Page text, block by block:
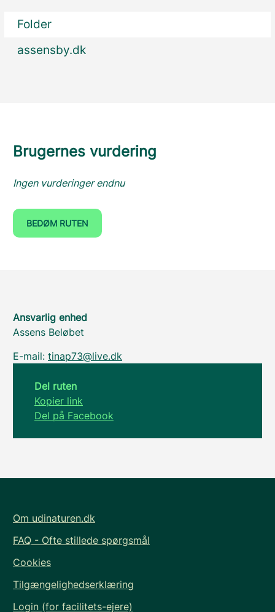
Folder
assensby.dk
Brugernes vurdering
Ingen vurderinger endnu
BEDØM RUTEN
Ansvarlig enhed
Assens Beløbet
E-mail: tinap73@live.dk
Del ruten
Kopier link
Del på Facebook
Om udinaturen.dk
FAQ - Ofte stillede spørgsmål
Cookies
Tilgængelighedserklæring
Login (for facilitets-ejere)